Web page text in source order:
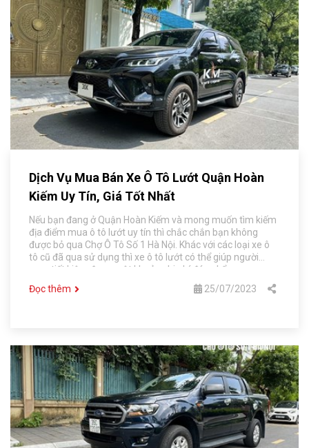
Dịch Vụ Mua Bán Xe Ô Tô Lướt Quận Hoàn
Kiếm Uy Tín, Giá Tốt Nhất
Nếu bạn đang ở Quận Hoàn Kiếm và mong muốn tìm kiếm
địa điểm mua ô tô lướt uy tín thì chắc chắn bạn không
được bỏ qua Chợ Ô Tô Số 1 Hà Nội. Khác với các loại xe ô
tô cũ đã qua sử dụng thì xe ô tô lướt có thể giúp người
mua tiết kiệm được một khoản chi phí đáng kể.
Đọc thêm
25/07/2023